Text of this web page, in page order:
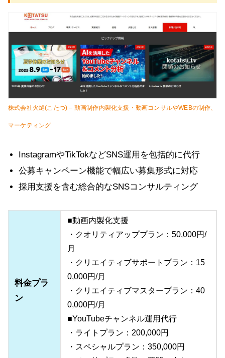
株式会社火燵(こたつ) – 動画制作内製化支援・動画コンサルやWEBの制作、
マーケティング
InstagramやTikTokなどSNS運用を包括的に代行
公募キャンペーン機能で幅広い募集形式に対応
採用支援を含む総合的なSNSコンサルティング
料金プラ
ン
■動画内製化支援
・クオリティアッププラン：50,000円/
月
・クリエイティブサポートプラン：15
0,000円/月
・クリエイティブマスタープラン：40
0,000円/月
■YouTubeチャンネル運用代行
・ライトプラン：200,000円
・スペシャルプラン：350,000円